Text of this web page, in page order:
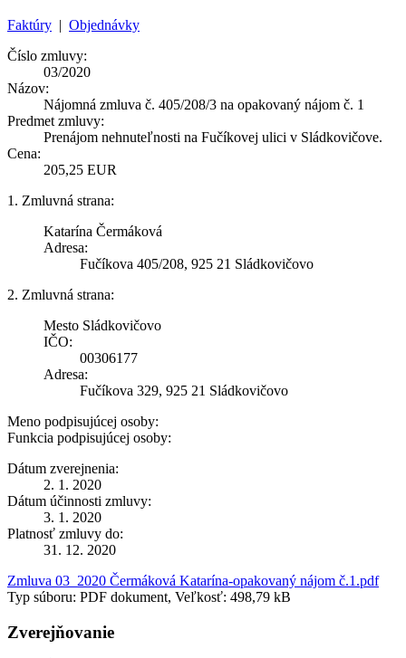
Faktúry | Objednávky
Číslo zmluvy:
03/2020
Názov:
Nájomná zmluva č. 405/208/3 na opakovaný nájom č. 1
Predmet zmluvy:
Prenájom nehnuteľnosti na Fučíkovej ulici v Sládkovičove.
Cena:
205,25 EUR
1. Zmluvná strana:
Katarína Čermáková
Adresa:
Fučíkova 405/208, 925 21 Sládkovičovo
2. Zmluvná strana:
Mesto Sládkovičovo
IČO:
00306177
Adresa:
Fučíkova 329, 925 21 Sládkovičovo
Meno podpisujúcej osoby:
Funkcia podpisujúcej osoby:
Dátum zverejnenia:
2. 1. 2020
Dátum účinnosti zmluvy:
3. 1. 2020
Platnosť zmluvy do:
31. 12. 2020
Zmluva 03_2020 Čermáková Katarína-opakovaný nájom č.1.pdf
Typ súboru: PDF dokument, Veľkosť: 498,79 kB
Zverejňovanie